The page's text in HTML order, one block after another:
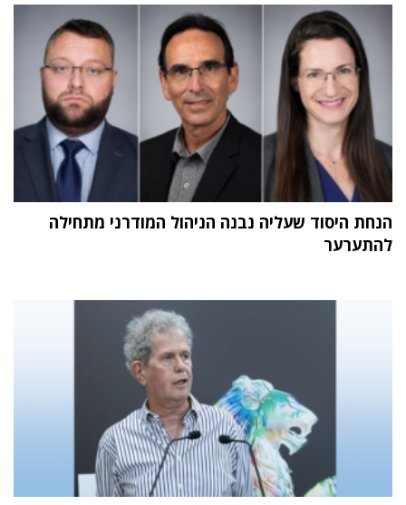
הנחת היסוד שעליה נבנה הניהול המודרני מתחילה
להתערער